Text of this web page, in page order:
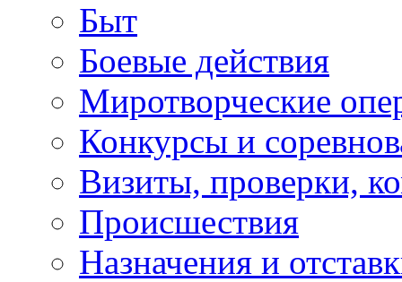
Быт
Боевые действия
Миротворческие
Конкурсы и
Визиты, проверки,
Происшествия
Назначения и